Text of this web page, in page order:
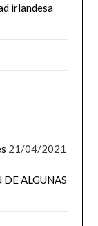
irlandesa
21/04/2021
ALGUNAS